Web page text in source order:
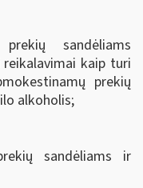
sandėliams
kaip turi
prekių
alkoholis;
sandėliams ir